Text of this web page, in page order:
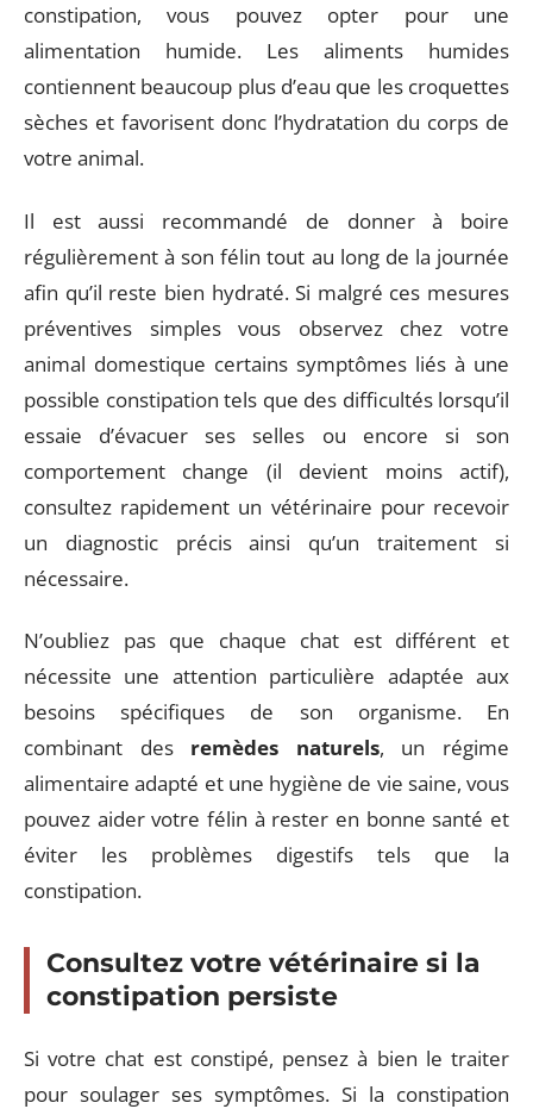
constipation, vous pouvez opter pour une
alimentation humide. Les aliments humides
contiennent beaucoup plus d’eau que les croquettes
sèches et favorisent donc l’hydratation du corps de
votre animal.
Il est aussi recommandé de donner à boire
régulièrement à son félin tout au long de la journée
afin qu’il reste bien hydraté. Si malgré ces mesures
préventives simples vous observez chez votre
animal domestique certains symptômes liés à une
possible constipation tels que des difficultés lorsqu’il
essaie d’évacuer ses selles ou encore si son
comportement change (il devient moins actif),
consultez rapidement un vétérinaire pour recevoir
un diagnostic précis ainsi qu’un traitement si
nécessaire.
N’oubliez pas que chaque chat est différent et
nécessite une attention particulière adaptée aux
besoins spécifiques de son organisme. En
combinant des remèdes naturels, un régime
alimentaire adapté et une hygiène de vie saine, vous
pouvez aider votre félin à rester en bonne santé et
éviter les problèmes digestifs tels que la
constipation.
Consultez votre vétérinaire si la
constipation persiste
Si votre chat est constipé, pensez à bien le traiter
pour soulager ses symptômes. Si la constipation